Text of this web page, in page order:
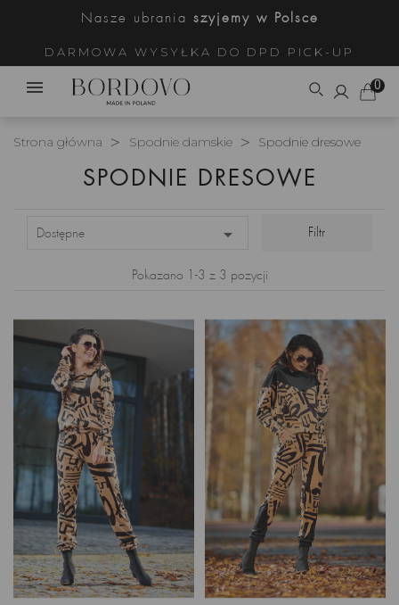
Nasze ubrania szyjemy w Polsce
DARMOWA WYSYŁKA DO DPD PICK-UP
0
Strona główna Spodnie damskie Spodnie dresowe
SPODNIE DRESOWE
Dostępne  Filtr
Pokazano 1-3 z 3 pozycji